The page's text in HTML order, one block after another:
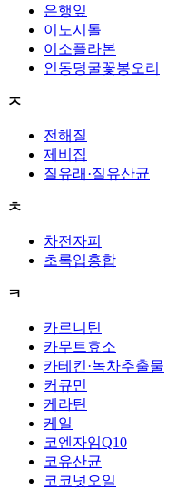
은행잎
이노시톨
이소플라본
인동덩굴꽃봉오리
ㅈ
전해질
제비집
질유래·질유산균
ㅊ
차전자피
초록입홍합
ㅋ
카르니틴
카무트효소
카테킨·녹차추출물
커큐민
케라틴
케일
코엔자임Q10
코유산균
코코넛오일